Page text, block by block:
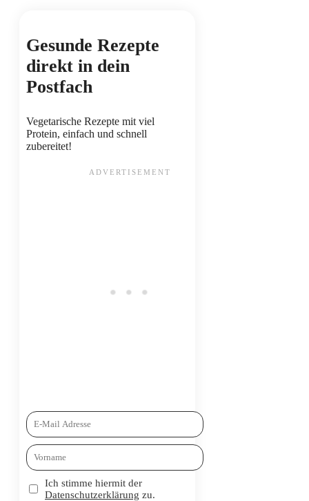
Gesunde Rezepte
direkt in dein
Postfach
Vegetarische Rezepte mit viel
Protein, einfach und schnell
zubereitet!
Ich stimme hiermit der
Datenschutzerklärung zu.